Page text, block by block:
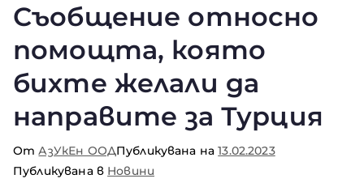
Съобщение относно
помощта, която
бихте желали да
направите за Турция
ОтАзУкЕн ООДПубликувана на13.02.2023
Публикувана в Новини